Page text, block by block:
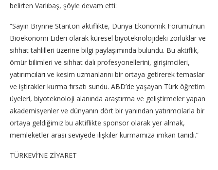
belirten Varlıbaş, şöyle devam etti:
“Sayın Brynne Stanton aktiflikte, Dünya Ekonomik Forumu’nun
Bioekonomi Lideri olarak küresel biyoteknolojideki zorluklar ve
sıhhat tahlilleri üzerine bilgi paylaşımında bulundu. Bu aktiflik,
ömür bilimleri ve sıhhat dalı profesyonellerini, girişimcileri,
yatırımcıları ve kesim uzmanlarını bir ortaya getirerek temaslar
ve iştirakler kurma fırsatı sundu. ABD’de yaşayan Türk öğretim
üyeleri, biyoteknoloji alanında araştırma ve geliştirmeler yapan
akademisyenler ve dünyanın dört bir yanından yatırımcılarla bir
ortaya geldiğimiz bu aktiflikte sponsor olarak yer almak,
memleketler arası seviyede ilişkiler kurmamıza imkan tanıdı.”
TÜRKEVİ’NE ZİYARET